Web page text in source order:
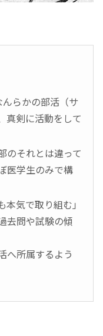
らかの部活（サ
真剣に活動をして
のそれとは違って
医学生のみで構
本気で取り組む」
去問や試験の傾
へ所属するよう